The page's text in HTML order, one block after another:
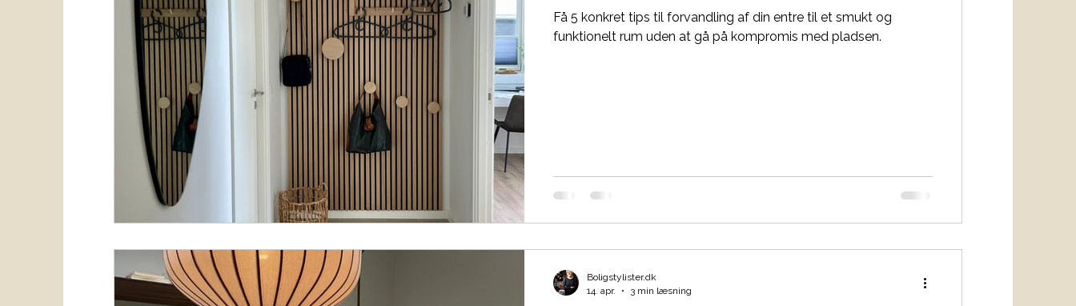
Få 5 konkret tips til forvandling af din entre til et smukt og
funktionelt rum uden at gå på kompromis med pladsen.
Boligstylister.dk
14. apr.
3 min læsning